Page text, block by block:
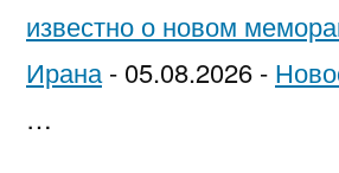
известно о новом
Ирана - 05.08.2026 -
…